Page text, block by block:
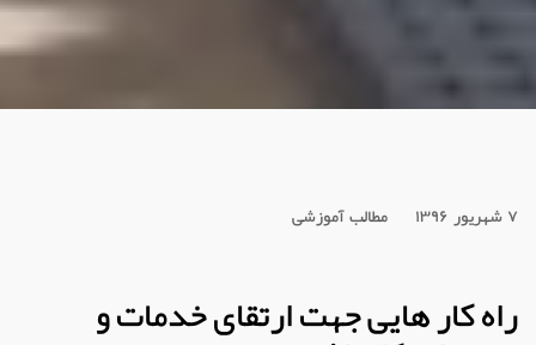
۷ شهریور ۱۳۹۶ مطالب آموزشی
راه کار هایی جهت ارتقای خدمات و